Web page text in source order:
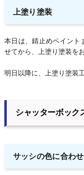
上塗り塗装
本日は、錆止めペイント
せてから、上塗り塗装を
明日以降に、上塗り塗装
シャッターボック
サッシの色に合わ